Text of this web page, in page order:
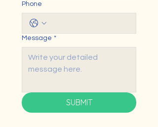
Phone
Message *
SUBMIT